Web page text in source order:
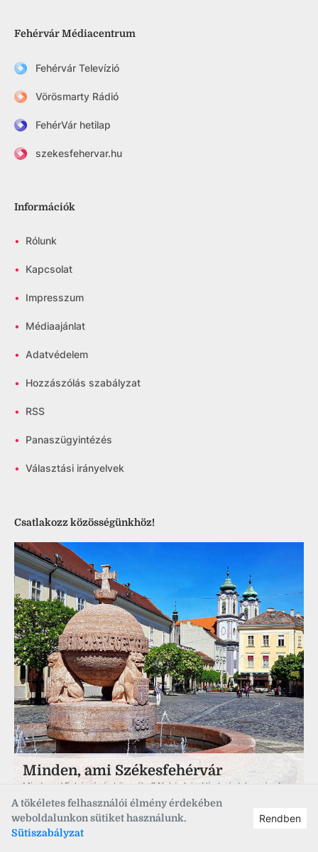
A tökéletes felhasználói élmény érdekében
weboldalunkon sütiket használunk.
Sütiszabályzat
Rendben
Fehérvár Médiacentrum
Fehérvár Televízió
Vörösmarty Rádió
FehérVár hetilap
szekesfehervar.hu
Információk
• Rólunk
• Kapcsolat
• Impresszum
• Médiaajánlat
• Adatvédelem
• Hozzászólás szabályzat
• RSS
• Panaszügyintézés
• Választási irányelvek
Csatlakozz közösségünkhöz!
Minden, ami Székesfehérvár
Mindened Fehérvár és környéke? Nekünk is. Hírek, érdekességek,
programok és beszélgetések a világ szerintünk legjobb városáról a
Facebookon.